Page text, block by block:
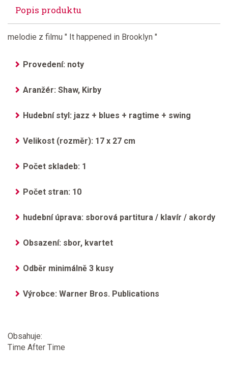
Popis produktu
melodie z filmu " It happened in Brooklyn "
Provedení: noty
Aranžér: Shaw, Kirby
Hudební styl: jazz + blues + ragtime + swing
Velikost (rozměr): 17 x 27 cm
Počet skladeb: 1
Počet stran: 10
hudební úprava: sborová partitura / klavír / akordy
Obsazení: sbor, kvartet
Odběr minimálně 3 kusy
Výrobce: Warner Bros. Publications
Obsahuje:
Time After Time